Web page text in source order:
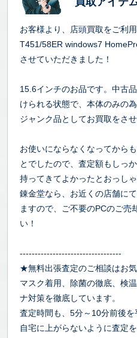
お客様より、店頭買取をご利
T451/58ER windows7
させていただきました！
15.6インチのお品です。中古
けられる状態で、本体のみの
ジャンク品としてお買取をさ
お使いにならなくなってから
とでしたので、査定額もしっ
持ってきてよかったとおっし
錬金堂なら、お近くの店舗に
ますので、ご不要のPCのご売
い！
----------------------------------
★無料出張査定のご相談はお気
マスク着用、除菌の徹底、検
ナ対策を徹底しています。
査定時間も、5分～10分前後
自宅に上がらないように査定を